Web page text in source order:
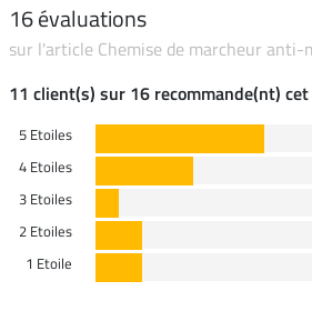
16 évaluations
sur l'article Chemise de marcheur anti-
11 client(s) sur 16 recommande(nt)
5 Etoiles
4 Etoiles
3 Etoiles
2 Etoiles
1 Etoile